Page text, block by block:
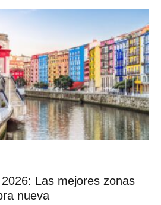
Las mejores zonas
nueva